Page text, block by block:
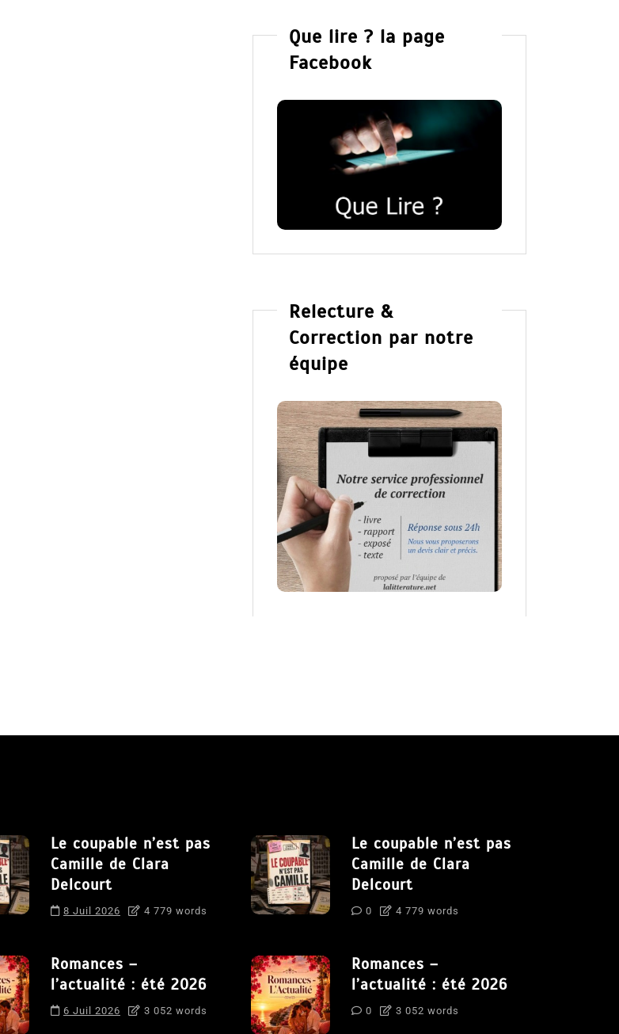
Que lire ? la page
Facebook
Relecture &
Correction par notre
équipe
Le coupable n’est pas
Camille de Clara
Delcourt
8 Juil 2026 4 779 words
Romances –
l’actualité : été 2026
6 Juil 2026 3 052 words
Le coupable n’est pas
Camille de Clara
Delcourt
0 4 779 words
Romances –
l’actualité : été 2026
0 3 052 words